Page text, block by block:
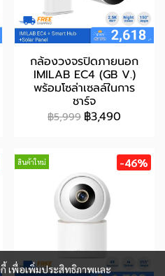
กล้องวงจรปิดภายนอก
IMILAB EC4 (GB V.)
พร้อมโซล่าเซลล์ในการ
ชาร์จ
฿5,999 ฿3,490
สินค้าใหม่ -46%
เพื่อเพิ่มประสิทธิภาพและ